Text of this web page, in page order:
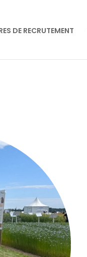
DE RECRUTEMENT